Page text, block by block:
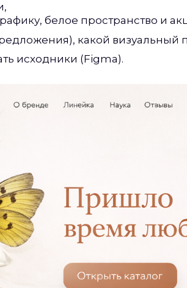
белое пространство и
какой
исходники (Figma).